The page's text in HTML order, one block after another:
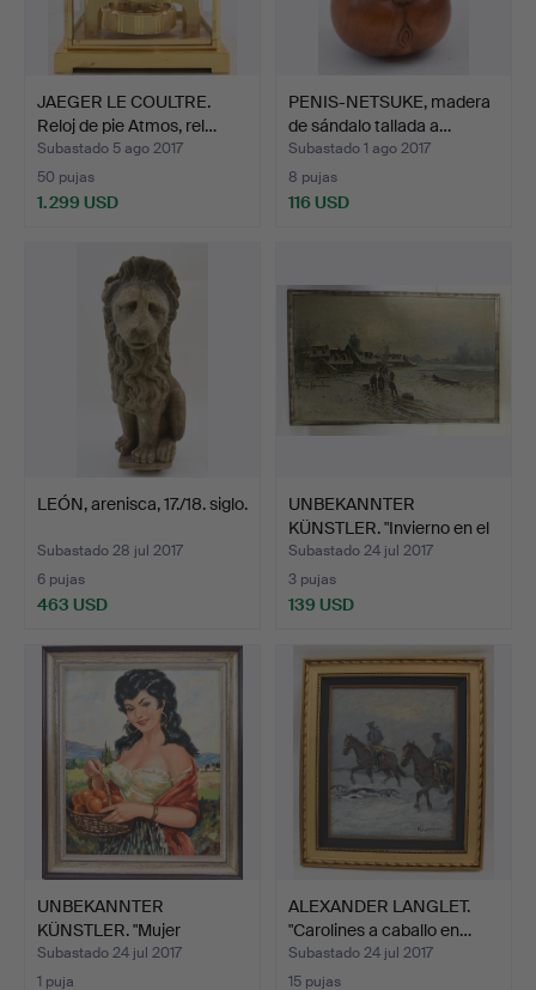
JAEGER LE COULTRE.
Reloj de pie Atmos, rel…
Subastado 5 ago 2017
50 pujas
1.299 USD
PENIS-NETSUKE, madera
de sándalo tallada a…
Subastado 1 ago 2017
8 pujas
116 USD
LEÓN, arenisca, 17./18. siglo.
Subastado 28 jul 2017
6 pujas
463 USD
UNBEKANNTER
KÜNSTLER. "Invierno en el
pueb…
Subastado 24 jul 2017
3 pujas
139 USD
UNBEKANNTER
KÜNSTLER. "Mujer
española con …
Subastado 24 jul 2017
1 puja
ALEXANDER LANGLET.
"Carolines a caballo en…
Subastado 24 jul 2017
15 pujas